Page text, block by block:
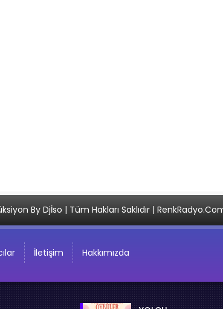
By Djİso | Tüm Hakları Saklıdır |
İletişim Hakkımızda